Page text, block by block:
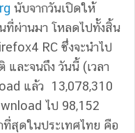
นับจากวันเปิดให้
ผ่านมา โหลดไปทั้งสิ้น
RC ซึ่งจะนำไป
ละจนถึง วันนี้ (เวลา
แล้ว 13,078,310
ไป 98,152
สุดในประเทศไทย คือ